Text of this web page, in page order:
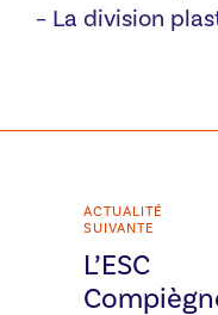
– La division
ACTUALITÉ
SUIVANTE
L’ESC